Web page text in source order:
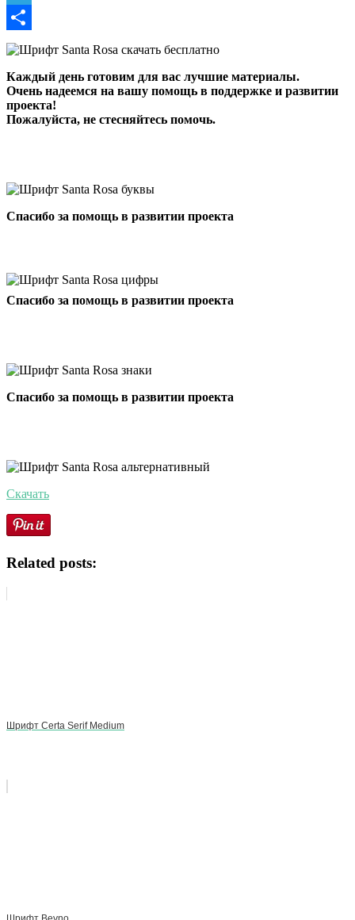
Telegram
Отправить
Каждый день готовим для вас лучшие материалы.
Очень надеемся на вашу помощь в поддержке и развитии
проекта!
Пожалуйста, не стесняйтесь помочь.
Спасибо за помощь в развитии проекта
Спасибо за помощь в развитии проекта
Спасибо за помощь в развитии проекта
Скачать
Related posts:
Шрифт Certa Serif Medium